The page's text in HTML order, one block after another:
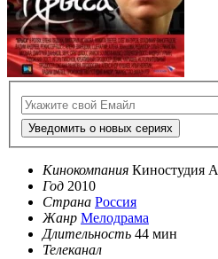
Уведомить о новых сериях
Кинокомпания Киностудия
Год 2010
Страна Россия
Жанр Мелодрама
Длительность 44 мин
Телеканал